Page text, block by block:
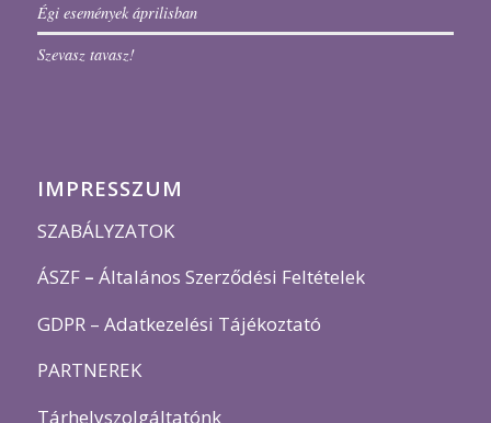
Égi események áprilisban
Szevasz tavasz!
IMPRESSZUM
SZABÁLYZATOK
ÁSZF– Általános Szerződési Feltételek
GDPR – Adatkezelési Tájékoztató
PARTNEREK
Tárhelyszolgáltatónk